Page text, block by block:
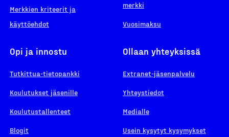
Merkkien kriteerit ja
käyttöehdot
merkki
Vuosimaksu
Opi ja innostu
Tutkittua-tietopankki
Koulutukset jäsenille
Koulutustallenteet
Blogit
Ollaan yhteyksissä
Extranet-jäsenpalvelu
Yhteystiedot
Medialle
Usein kysytyt kysymykset